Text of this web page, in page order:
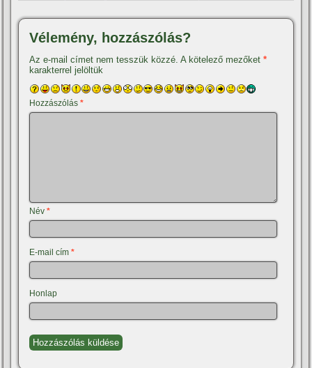
Vélemény, hozzászólás?
Az e-mail címet nem tesszük közzé. A kötelező mezőket*
karakterrel jelöltük
Hozzászólás*
Név*
E-mail cím*
Honlap